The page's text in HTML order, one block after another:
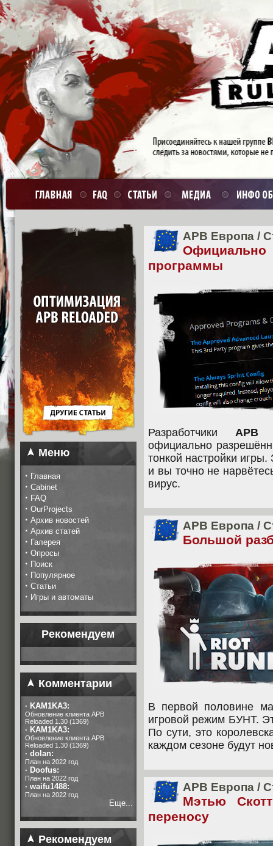
Меню
· Главная
· Cabinet
· FAQ
· OurProjects
· Архив новостей
· Архив статей
· Галерея
· Опросы
· Поиск
· Популярное
· Статьи
· Игры и автоматы
Рекомендуем
Комментарии
· KAM1KA3:
Обновление клиента APB
Reloaded 1.30 (1369)
· KAM1KA3:
Обновление клиента APB
Reloaded 1.30 (1369)
· dolan:
План на 2022 год
· Doofus:
План на 2022 год
· waifu1488:
План на 2022 год
Еще...
Рекомендуем
APB Европа /
программы
РазработчикиAPB
официально
тонкой настройки
и вы точно не
вирус.
APB Европа /
Большой
В первой половине
игровой режим БУНТ.
По сути, это
каждом сезоне будут
APB Европа /
Мэтью
переносу